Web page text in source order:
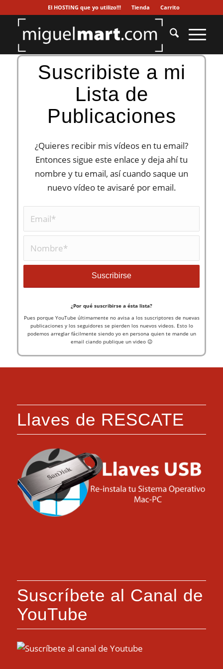
El HOSTING que yo utilizo!!! Tienda Carrito
Suscribiste a mi
Lista de
Publicaciones
¿Quieres recibir mis vídeos en tu email?
Entonces sigue este enlace y deja ahí tu
nombre y tu email, así cuando saque un
nuevo vídeo te avisaré por email.
¿Por qué suscribirse a ésta lista?
Pues porque YouTube últimamente no avisa a los suscriptores de nuevas
publicaciones y los seguidores se pierden los nuevos videos. Esto lo
podemos arreglar fácilmente siendo yo en persona quien te mande un
email ciando publique un video 😉
Llaves de RESCATE
Suscríbete al Canal de
YouTube